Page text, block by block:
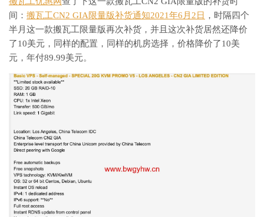
间： 搬瓦工CN2 GIA限量版补货通知2021年6月2日 ，时隔四个
半月这一款搬瓦工限量版再次补货，并且这次补货居然还降价
了10美元，同样的配置，同样的机房选择，价格降价了10美
元，年付89.99美元。